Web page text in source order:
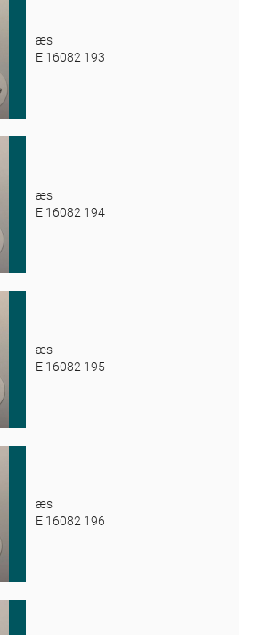
æs
E 16082 193
æs
E 16082 194
æs
E 16082 195
æs
E 16082 196